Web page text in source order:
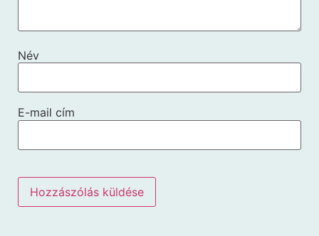
Név
E-mail cím